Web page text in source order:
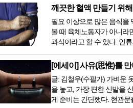
오면서 암을 치료하는 방법
자 치료를 받기 위해서는
있는 나라에 가서 힘들게 치
전립선암 환자를 시작으로
치료 범위가 한정되어 모든
는 없지만 치료...
깨끗한 혈액 만들기 위
필요 이상으로 많은 음식을
볼 때 육체노동자가 아니라
과식이라고 할 수 있다. 인
저녁을 습관적으로 음식을
음식을 먹거나, 아침에 식욕
가 활기차다’라는 이야기
다. 식욕이 없다는 느낌은
화할 힘이 없다거나 더 이
[에세이] 사유(思惟)를
글: 김철우(수필가) 가벼운
을 놓고, 가장 편한 신발을
게 준비는 간단했다. 현관문